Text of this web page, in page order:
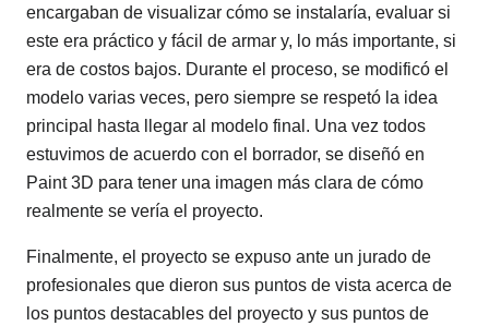
encargaban de visualizar cómo se instalaría, evaluar si
este era práctico y fácil de armar y, lo más importante, si
era de costos bajos. Durante el proceso, se modificó el
modelo varias veces, pero siempre se respetó la idea
principal hasta llegar al modelo final. Una vez todos
estuvimos de acuerdo con el borrador, se diseñó en
Paint 3D para tener una imagen más clara de cómo
realmente se vería el proyecto.
Finalmente, el proyecto se expuso ante un jurado de
profesionales que dieron sus puntos de vista acerca de
los puntos destacables del proyecto y sus puntos de